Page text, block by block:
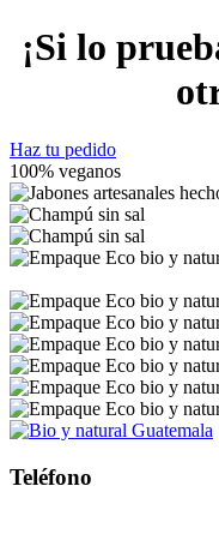
¡Si lo
Haz tu pedido
100% veganos
Teléfono